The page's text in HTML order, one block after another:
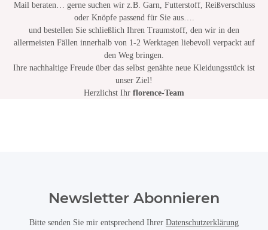
Mail beraten… gerne suchen wir z.B. Garn, Futterstoff, Reißverschluss
oder Knöpfe passend für Sie aus….
und bestellen Sie schließlich Ihren Traumstoff, den wir in den
allermeisten Fällen innerhalb von 1-2 Werktagen liebevoll verpackt auf
den Weg bringen.
Ihre nachhaltige Freude über das selbst genähte neue Kleidungsstück ist
unser Ziel!
Herzlichst Ihr florence-Team
Newsletter Abonnieren
Bitte senden Sie mir entsprechend Ihrer Datenschutzerklärung